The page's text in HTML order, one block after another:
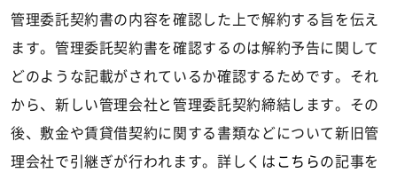
管理委託契約書の内容を確認した上で解約する旨を伝え
ます。管理委託契約書を確認するのは解約予告に関して
どのような記載がされているか確認するためです。それ
から、新しい管理会社と管理委託契約締結します。その
後、敷金や賃貸借契約に関する書類などについて新旧管
理会社で引継ぎが行われます。詳しくは こちらの記事を